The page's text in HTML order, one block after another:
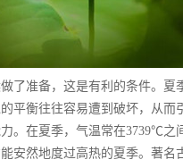
了准备，这是有利的条件。夏
平衡往往容易遭到破坏，从而
。在夏季，气温常在3739℃
安然地度过高热的夏季。著名